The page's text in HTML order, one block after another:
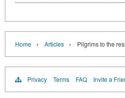
Home › Articles › Pilgrims to the
Privacy Terms FAQ Invite a